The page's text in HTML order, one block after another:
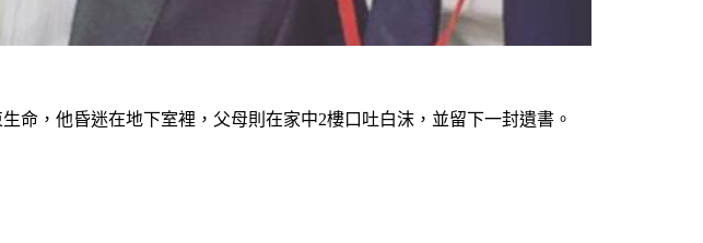
命，他昏迷在地下室裡，父母則在家中2樓口吐白沫，並留下一封遺書。